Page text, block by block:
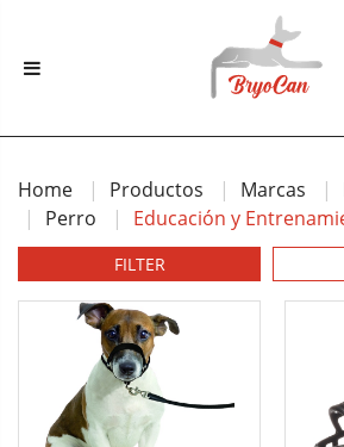
Home Productos Marcas
Perro
Educación y
FILTER